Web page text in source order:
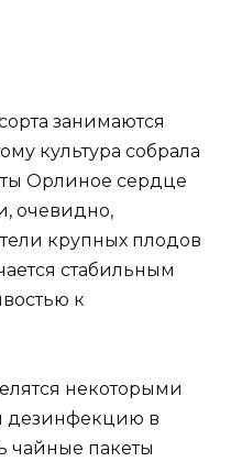
занимаются
культура собрала
Орлиное сердце
очевидно,
крупных плодов
стабильным
к
некоторыми
дезинфекцию в
чайные пакеты